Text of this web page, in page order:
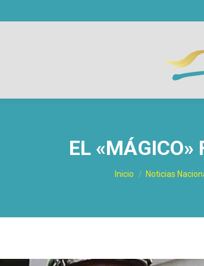
EL «MÁGICO»
Estás aquí:
Inicio Noticias